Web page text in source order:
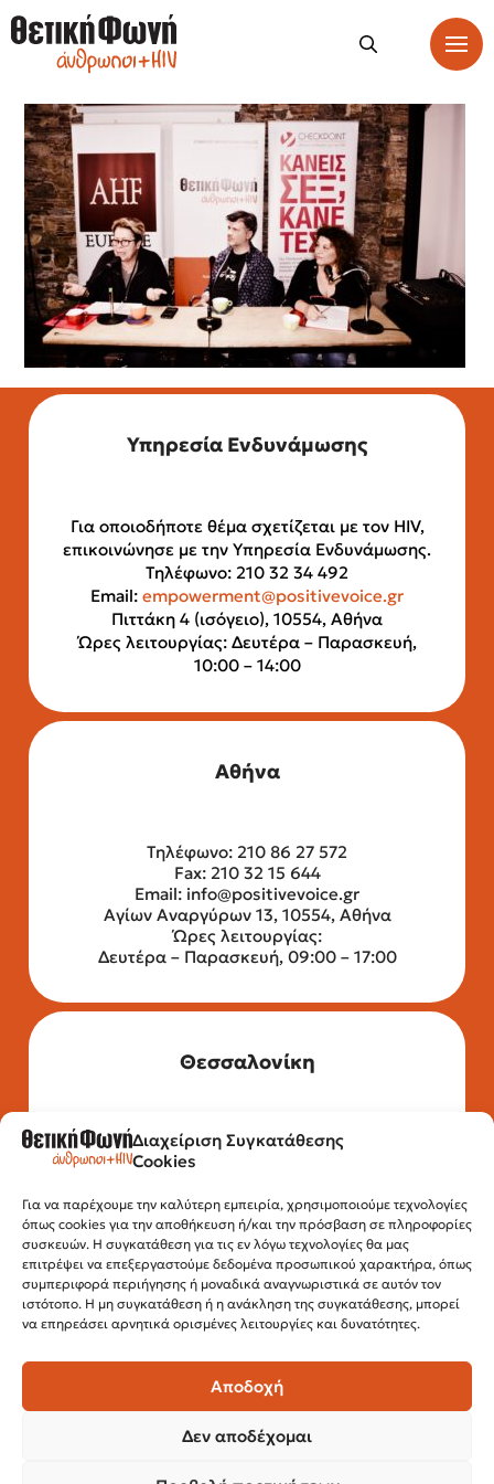
Διαχείριση Συγκατάθεσης
Cookies
Για να παρέχουμε την καλύτερη εμπειρία, χρησιμοποιούμε τεχνολογίες
όπως cookies για την αποθήκευση ή/και την πρόσβαση σε πληροφορίες
συσκευών. Η συγκατάθεση για τις εν λόγω τεχνολογίες θα μας
επιτρέψει να επεξεργαστούμε δεδομένα προσωπικού χαρακτήρα, όπως
συμπεριφορά περιήγησης ή μοναδικά αναγνωριστικά σε αυτόν τον
ιστότοπο. Η μη συγκατάθεση ή η ανάκληση της συγκατάθεσης, μπορεί
να επηρεάσει αρνητικά ορισμένες λειτουργίες και δυνατότητες.
Αποδοχή
Δεν αποδέχομαι
Υπηρεσία Ενδυνάμωσης
Για οποιοδήποτε θέμα σχετίζεται με τον HIV,
επικοινώνησε με την Υπηρεσία Ενδυνάμωσης.
Τηλέφωνο: 210 32 34 492
Email: empowerment@positivevoice.gr
Πιττάκη 4 (ισόγειο), 10554, Αθήνα
Ώρες λειτουργίας: Δευτέρα – Παρασκευή,
10:00 – 14:00
Αθήνα
Τηλέφωνο: 210 86 27 572
Fax: 210 32 15 644
Email: info@positivevoice.gr
Αγίων Αναργύρων 13, 10554, Αθήνα
Ώρες λειτουργίας:
Δευτέρα – Παρασκευή, 09:00 – 17:00
Θεσσαλονίκη
Τηλέφωνο: 2315 525 020
Fax: 210 32 15 644
Εγνατίας 112, 3ος όροφος, 54622,
Θεσσαλονίκη
Ώρες λειτουργίας:
Δευτέρα – Παρασκευή, 10:00 –14:00